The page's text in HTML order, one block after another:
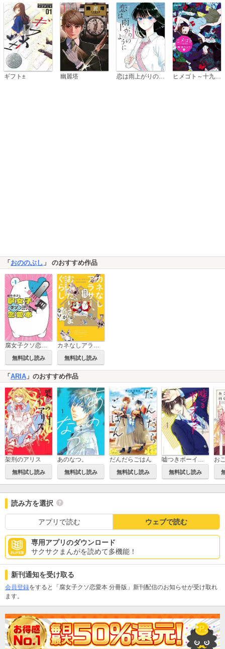
ギフト± 幽麗塔 恋は雨上がりのように ヒメゴト～十九歳の制服～
「 おののぶし 」 のおすすめ作品
腐女子クソ恋愛本
無料試し読み
カネなしアラサー、おふたりさまぐらし～健康で文化的な老後のための資産形成物語～
無料試し読み
「 ARIA 」のおすすめ作品
架刑のアリス
無料試し読み
あのなつ。
無料試し読み
だんだらごはん
無料試し読み
嘘つきボーイフレンド
無料試し読み
読み方を選択
アプリで読む ウェブで読む
専用アプリのダウンロード
サクサクまんがを読めて多機能！
新刊通知を受け取る
会員登録をすると「腐女子クソ恋愛本 分冊版」新刊配信のお知らせが受け取れ
ます。